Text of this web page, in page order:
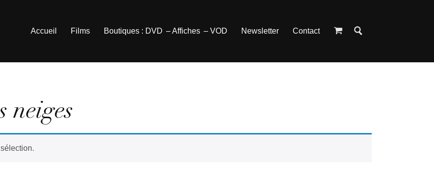
Accueil Films Boutiques : DVD – Affiches – VOD Newsletter Contact
neiges